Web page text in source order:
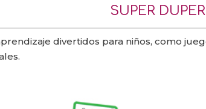
SUPER DUPER
divertidos para niños, como